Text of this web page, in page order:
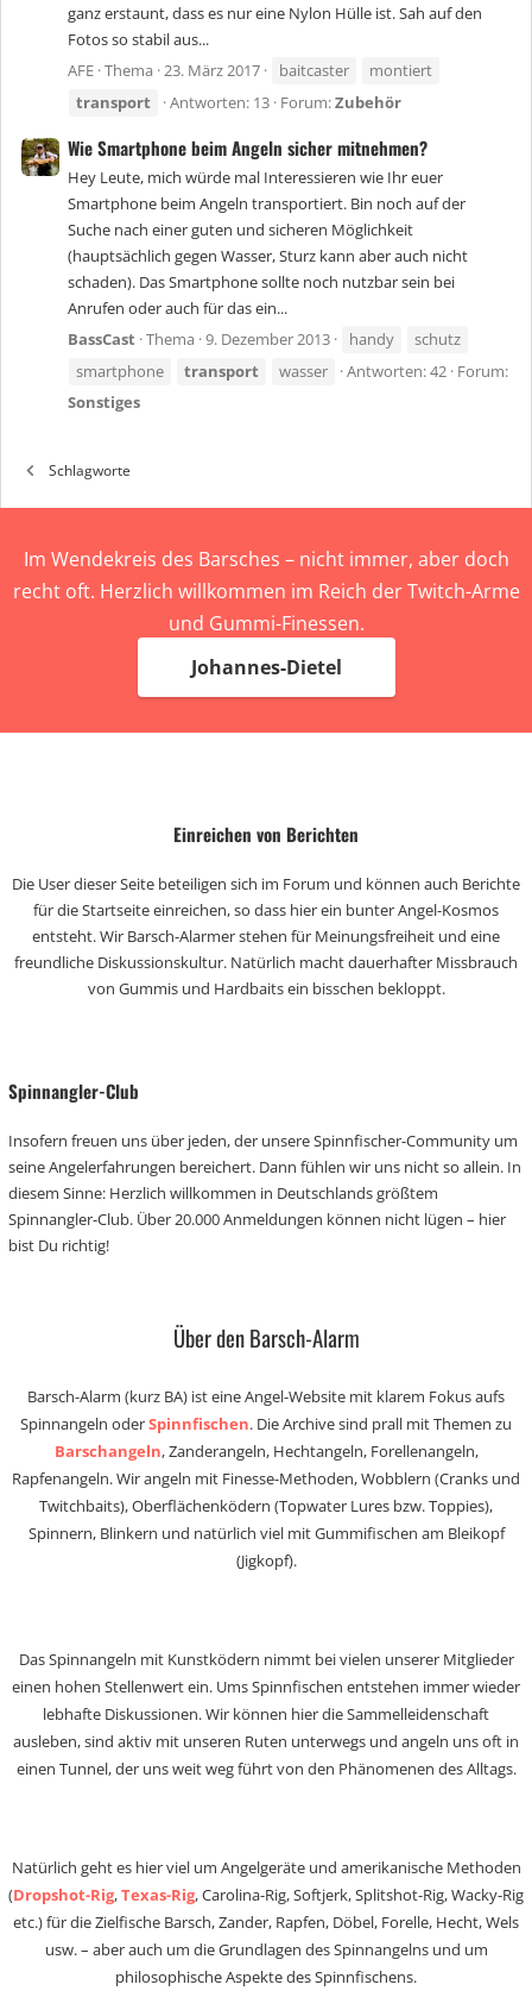
ganz erstaunt, dass es nur eine Nylon Hülle ist. Sah auf den
Fotos so stabil aus...
AFE Thema 23. März 2017 baitcaster
montiert
transport
Antworten: 13 Forum:Zubehör
Wie Smartphone beim Angeln sicher mitnehmen?
Hey Leute, mich würde mal Interessieren wie Ihr euer
Smartphone beim Angeln transportiert. Bin noch auf der
Suche nach einer guten und sicheren Möglichkeit
(hauptsächlich gegen Wasser, Sturz kann aber auch nicht
schaden). Das Smartphone sollte noch nutzbar sein bei
Anrufen oder auch für das ein...
BassCast Thema 9. Dezember 2013 handy
schutz
smartphone
transport wasser Antworten: 42 Forum:
Sonstiges
Schlagworte
Im Wendekreis des Barsches – nicht immer, aber doch
recht oft. Herzlich willkommen im Reich der Twitch-Arme
und Gummi-Finessen.
Johannes-Dietel
Einreichen von Berichten
Die User dieser Seite beteiligen sich im Forum und können auch Berichte
für die Startseite einreichen, so dass hier ein bunter Angel-Kosmos
entsteht. Wir Barsch-Alarmer stehen für Meinungsfreiheit und eine
freundliche Diskussionskultur. Natürlich macht dauerhafter Missbrauch
von Gummis und Hardbaits ein bisschen bekloppt.
Spinnangler-Club
Insofern freuen uns über jeden, der unsere Spinnfischer-Community um
seine Angelerfahrungen bereichert. Dann fühlen wir uns nicht so allein. In
diesem Sinne: Herzlich willkommen in Deutschlands größtem
Spinnangler-Club. Über 20.000 Anmeldungen können nicht lügen – hier
bist Du richtig!
Über den Barsch-Alarm
Barsch-Alarm (kurz BA) ist eine Angel-Website mit klarem Fokus aufs
Spinnangeln oderSpinnfischen. Die Archive sind prall mit Themen zu
Barschangeln, Zanderangeln, Hechtangeln, Forellenangeln,
Rapfenangeln. Wir angeln mit Finesse-Methoden, Wobblern (Cranks und
Twitchbaits), Oberflächenködern (Topwater Lures bzw. Toppies),
Spinnern, Blinkern und natürlich viel mit Gummifischen am Bleikopf
(Jigkopf).
Das Spinnangeln mit Kunstködern nimmt bei vielen unserer Mitglieder
einen hohen Stellenwert ein. Ums Spinnfischen entstehen immer wieder
lebhafte Diskussionen. Wir können hier die Sammelleidenschaft
ausleben, sind aktiv mit unseren Ruten unterwegs und angeln uns oft in
einen Tunnel, der uns weit weg führt von den Phänomenen des Alltags.
Natürlich geht es hier viel um Angelgeräte und amerikanische Methoden
(Dropshot-Rig,Texas-Rig, Carolina-Rig, Softjerk, Splitshot-Rig, Wacky-Rig
etc.) für die Zielfische Barsch, Zander, Rapfen, Döbel, Forelle, Hecht, Wels
usw. – aber auch um die Grundlagen des Spinnangelns und um
philosophische Aspekte des Spinnfischens.